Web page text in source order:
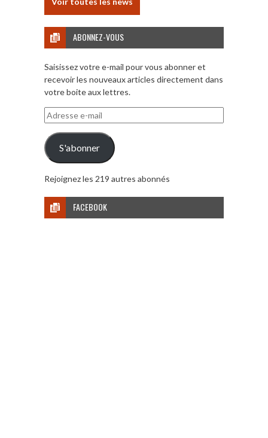
ABONNEZ-VOUS
Saisissez votre e-mail pour vous abonner et
recevoir les nouveaux articles directement dans
votre boite aux lettres.
Adresse
e-
mail
S'abonner
Rejoignez les 219 autres abonnés
FACEBOOK